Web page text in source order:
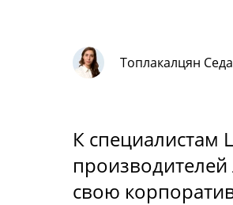
Топлакалцян
К специалистам
свою